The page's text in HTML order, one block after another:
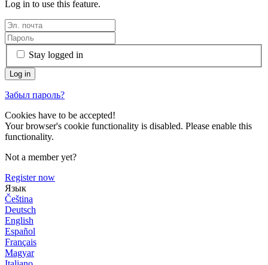
Log in to use this feature.
Stay logged in
Забыл пароль?
Cookies have to be accepted!
Your browser's cookie functionality is disabled. Please enable this
functionality.
Not a member yet?
Register now
Язык
Čeština
Deutsch
English
Español
Français
Magyar